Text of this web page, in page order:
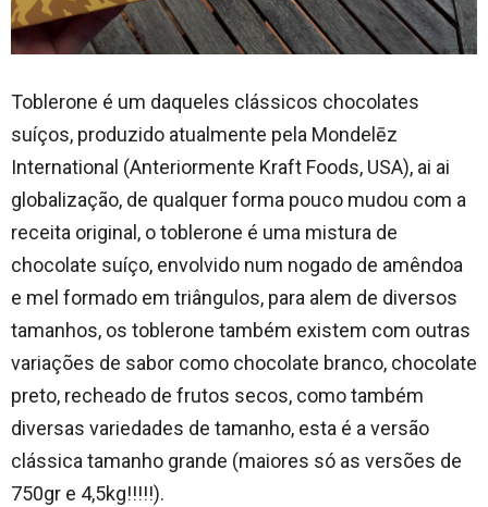
Toblerone é um daqueles clássicos chocolates
suíços, produzido atualmente pela Mondelēz
International (Anteriormente Kraft Foods, USA), ai ai
globalização, de qualquer forma pouco mudou com a
receita original, o toblerone é uma mistura de
chocolate suíço, envolvido num nogado de amêndoa
e mel formado em triângulos, para alem de diversos
tamanhos, os toblerone também existem com outras
variações de sabor como chocolate branco, chocolate
preto, recheado de frutos secos, como também
diversas variedades de tamanho, esta é a versão
clássica tamanho grande (maiores só as versões de
750gr e 4,5kg!!!!!).